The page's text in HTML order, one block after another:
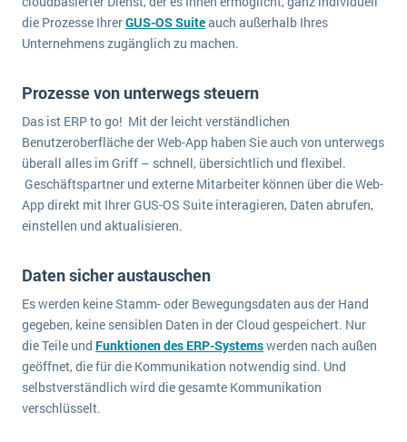
Maschinenbau
Medien
Lebensmittelindustrie
Logistik
Produktion
Immobilien
Services
Vermietung
Versorgung
Ein WMS implementieren: Das sind die 6
wichtigsten Punkte, die es zu beachten gilt
Service Level Agreements (SLA) und ERP: Was muss man wissen?
ERP-Software für Abfallentsorger
MEHR ÜBER ERP-SOFTWARE
ERP News
die Prozesse IhrerGUS-OS Suiteauch außerhalb Ihres
Unternehmens zugänglich zu machen.
Prozesse von unterwegs steuern
Das ist ERP to go! Mit der leicht verständlichen
Benutzeroberfläche der Web-App haben Sie auch von unterwegs
überall alles im Griff – schnell, übersichtlich und flexibel.
Geschäftspartner und externe Mitarbeiter können über die Web-
App direkt mit Ihrer GUS-OS Suite interagieren, Daten abrufen,
einstellen und aktualisieren.
Daten sicher austauschen
Es werden keine Stamm- oder Bewegungsdaten aus der Hand
gegeben, keine sensiblen Daten in der Cloud gespeichert. Nur
die Teile und Funktionen des ERP-Systemswerden nach außen
geöffnet, die für die Kommunikation notwendig sind. Und
selbstverständlich wird die gesamte Kommunikation
verschlüsselt.